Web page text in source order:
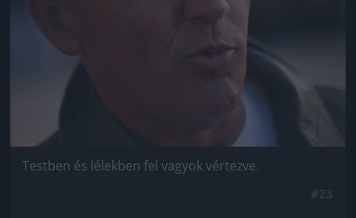
Testben és lélekben fel vagyok vértezve.